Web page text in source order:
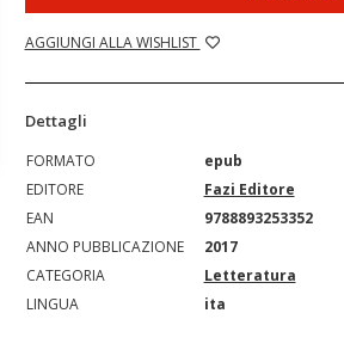
AGGIUNGI ALLA WISHLIST
Dettagli
FORMATO
epub
EDITORE
Fazi Editore
EAN
9788893253352
ANNO PUBBLICAZIONE
2017
CATEGORIA
Letteratura
LINGUA
ita